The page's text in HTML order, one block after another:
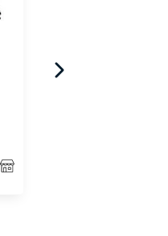
Carriola Bastón
5227 Rosa